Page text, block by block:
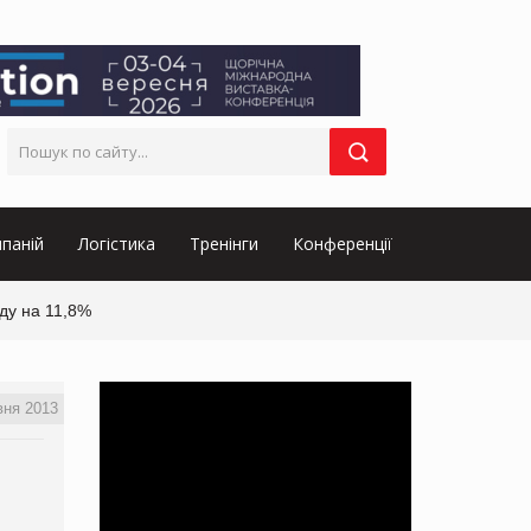
Логістика Тренінги Конференції
на 11,8%
2013